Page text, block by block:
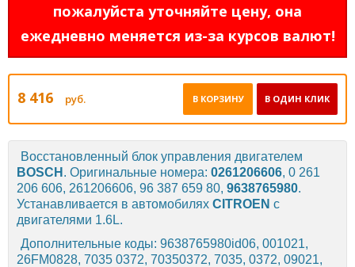
пожалуйста уточняйте цену, она
ежедневно меняется из-за курсов валют!
8 416 руб. В ОДИН КЛИК
В КОРЗИНУ
Восстановленный блок управления двигателем
BOSCH . Оригинальные номера: 0261206606, 0 261
206 606, 261206606, 96 387 659 80, 9638765980.
Устанавливается в автомобилях CITROEN с
двигателями 1.6L.
Дополнительные коды: 9638765980id06, 001021,
26FM0828, 7035 0372, 70350372, 7035, 0372, 09021,